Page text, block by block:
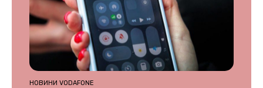
НОВИНИ VODAFONE